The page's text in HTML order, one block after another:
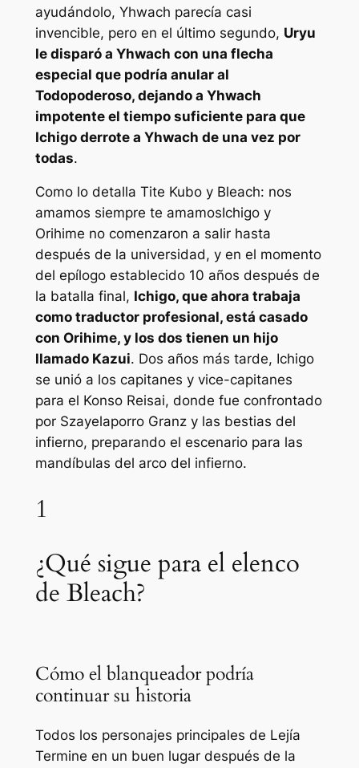
ayudándolo, Yhwach parecía casi
invencible, pero en el último segundo, Uryu
le disparó a Yhwach con una flecha
especial que podría anular al
Todopoderoso, dejando a Yhwach
impotente el tiempo suficiente para que
Ichigo derrote a Yhwach de una vez por
todas.
Como lo detalla Tite Kubo y Bleach: nos
amamos siempre te amamosIchigo y
Orihime no comenzaron a salir hasta
después de la universidad, y en el momento
del epílogo establecido 10 años después de
la batalla final, Ichigo, que ahora trabaja
como traductor profesional, está casado
con Orihime, y los dos tienen un hijo
llamado Kazui. Dos años más tarde, Ichigo
se unió a los capitanes y vice-capitanes
para el Konso Reisai, donde fue confrontado
por Szayelaporro Granz y las bestias del
infierno, preparando el escenario para las
mandíbulas del arco del infierno.
1
¿Qué sigue para el elenco
de Bleach?
Cómo el blanqueador podría
continuar su historia
Todos los personajes principales de Lejía
Termine en un buen lugar después de la